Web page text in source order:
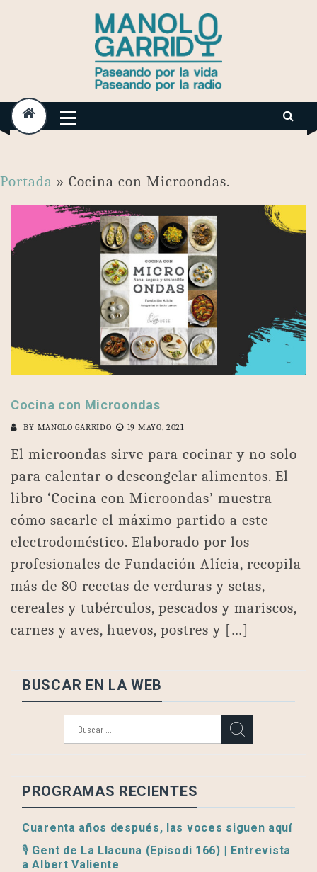
Portada » Cocina con Microondas.
Cocina con Microondas
BY MANOLO GARRIDO 19 MAYO, 2021
El microondas sirve para cocinar y no solo
para calentar o descongelar alimentos. El
libro ‘Cocina con Microondas’ muestra
cómo sacarle el máximo partido a este
electrodoméstico. Elaborado por los
profesionales de Fundación Alícia, recopila
más de 80 recetas de verduras y setas,
cereales y tubérculos, pescados y mariscos,
carnes y aves, huevos, postres y […]
BUSCAR EN LA WEB
Buscar:
PROGRAMAS RECIENTES
Cuarenta años después, las voces siguen aquí
🎙️ Gent de La Llacuna (Episodi 166) | Entrevista
a Albert Valiente